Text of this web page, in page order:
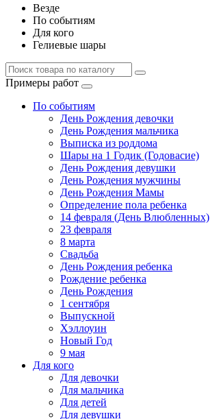
Везде
По событиям
Для кого
Гелиевые шары
Примеры работ
По событиям
День Рождения девочки
День Рождения мальчика
Выписка из роддома
Шары на 1 Годик (Годовасие)
День Рождения девушки
День Рождения мужчины
День Рождения Мамы
Определение пола ребенка
14 февраля (День Влюбленных)
23 февраля
8 марта
Свадьба
День Рождения ребенка
Рождение ребенка
День Рождения
1 сентября
Выпускной
Хэллоуин
Новый Год
9 мая
Для кого
Для девочки
Для мальчика
Для детей
Для девушки